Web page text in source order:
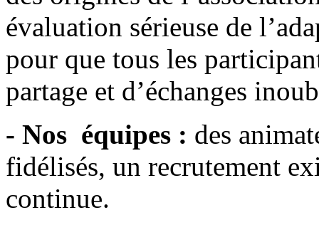
évaluation sérieuse de
pour que tous les
partage et d’échanges
- Nos équipes : des
fidélisés, un recrutement
continue.